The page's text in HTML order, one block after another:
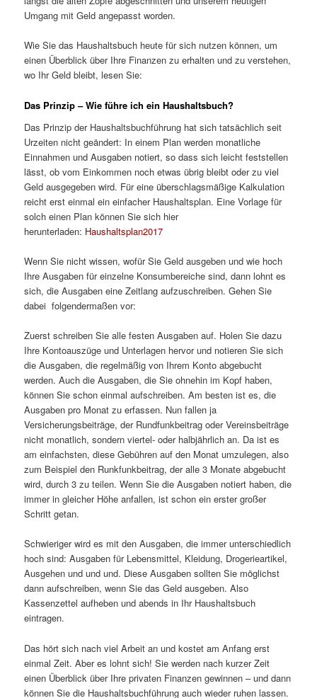
Umgang mit Geld angepasst worden.
Wie Sie das Haushaltsbuch heute für sich nutzen können, um
einen Überblick über Ihre Finanzen zu erhalten und zu verstehen,
wo Ihr Geld bleibt, lesen Sie:
Das Prinzip – Wie führe ich ein Haushaltsbuch?
Das Prinzip der Haushaltsbuchführung hat sich tatsächlich seit
Urzeiten nicht geändert: In einem Plan werden monatliche
Einnahmen und Ausgaben notiert, so dass sich leicht feststellen
lässt, ob vom Einkommen noch etwas übrig bleibt oder zu viel
Geld ausgegeben wird. Für eine überschlagsmäßige Kalkulation
reicht erst einmal ein einfacher Haushaltsplan. Eine Vorlage für
solch einen Plan können Sie sich hier
herunterladen: Haushaltsplan2017
Wenn Sie nicht wissen, wofür Sie Geld ausgeben und wie hoch
Ihre Ausgaben für einzelne Konsumbereiche sind, dann lohnt es
sich, die Ausgaben eine Zeitlang aufzuschreiben. Gehen Sie
dabei folgendermaßen vor:
Zuerst schreiben Sie alle festen Ausgaben auf. Holen Sie dazu
Ihre Kontoauszüge und Unterlagen hervor und notieren Sie sich
die Ausgaben, die regelmäßig von Ihrem Konto abgebucht
werden. Auch die Ausgaben, die Sie ohnehin im Kopf haben,
können Sie schon einmal aufschreiben. Am besten ist es, die
Ausgaben pro Monat zu erfassen. Nun fallen ja
Versicherungsbeiträge, der Rundfunkbeitrag oder Vereinsbeiträge
nicht monatlich, sondern viertel- oder halbjährlich an. Da ist es
am einfachsten, diese Gebühren auf den Monat umzulegen, also
zum Beispiel den Runkfunkbeitrag, der alle 3 Monate abgebucht
wird, durch 3 zu teilen. Wenn Sie die Ausgaben notiert haben, die
immer in gleicher Höhe anfallen, ist schon ein erster großer
Schritt getan.
Schwieriger wird es mit den Ausgaben, die immer unterschiedlich
hoch sind: Ausgaben für Lebensmittel, Kleidung, Drogerieartikel,
Ausgehen und und und. Diese Ausgaben sollten Sie möglichst
dann aufschreiben, wenn Sie das Geld ausgeben. Also
Kassenzettel aufheben und abends in Ihr Haushaltsbuch
eintragen.
Das hört sich nach viel Arbeit an und kostet am Anfang erst
einmal Zeit. Aber es lohnt sich! Sie werden nach kurzer Zeit
einen Überblick über Ihre privaten Finanzen gewinnen – und dann
können Sie die Haushaltsbuchführung auch wieder ruhen lassen.